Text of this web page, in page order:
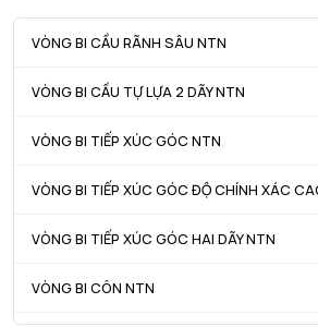
VÒNG BI CẦU RÃNH SÂU NTN
VÒNG BI CẦU TỰ LỰA 2 DÃY NTN
VÒNG BI TIẾP XÚC GÓC NTN
VÒNG BI TIẾP XÚC GÓC ĐỘ CHÍNH XÁC
VÒNG BI TIẾP XÚC GÓC HAI DÃY NTN
VÒNG BI CÔN NTN